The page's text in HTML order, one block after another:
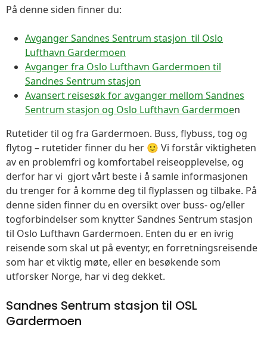
På denne siden finner du:
Avganger Sandnes Sentrum stasjon til Oslo
Lufthavn Gardermoen
Avganger fra Oslo Lufthavn Gardermoen til
Sandnes Sentrum stasjon
Avansert reisesøk for avganger mellom Sandnes
Sentrum stasjon og Oslo Lufthavn Gardermoen
Rutetider til og fra Gardermoen. Buss, flybuss, tog og
flytog – rutetider finner du her 🙂 Vi forstår viktigheten
av en problemfri og komfortabel reiseopplevelse, og
derfor har vi gjort vårt beste i å samle informasjonen
du trenger for å komme deg til flyplassen og tilbake. På
denne siden finner du en oversikt over buss- og/eller
togforbindelser som knytter Sandnes Sentrum stasjon
til Oslo Lufthavn Gardermoen. Enten du er en ivrig
reisende som skal ut på eventyr, en forretningsreisende
som har et viktig møte, eller en besøkende som
utforsker Norge, har vi deg dekket.
Sandnes Sentrum stasjon til OSL
Gardermoen